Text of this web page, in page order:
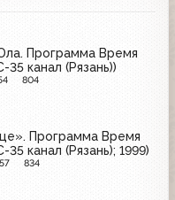
Программа Время
канал (Рязань))
804
Программа Время
канал (Рязань); 1999)
834